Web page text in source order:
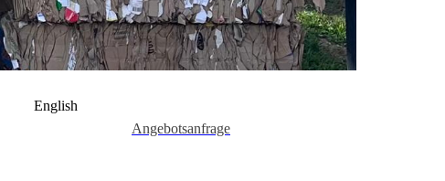
English
Angebotsanfrage